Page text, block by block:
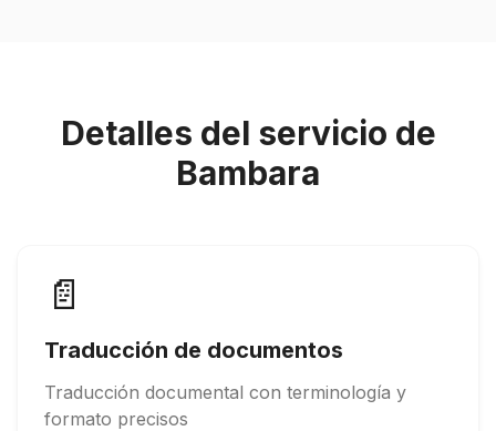
Detalles del servicio de
Bambara
📄
Traducción de documentos
Traducción documental con terminología y
formato precisos